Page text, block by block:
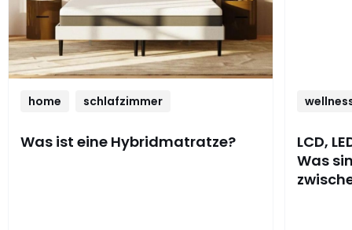
home schlafzimmer
Was ist eine Hybridmatratze?
LCD,
Was